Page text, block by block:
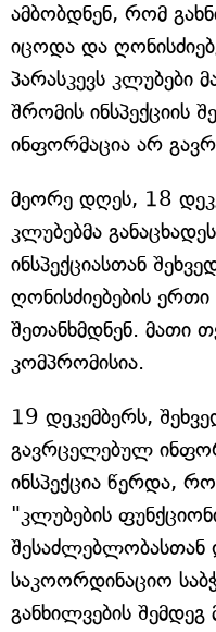
ამბობდნენ, რომ
იცოდა და
პარასკევს კლუბები
შრომის ინსპექციის
ინფორმაცია არ
მეორე დღეს, 18
კლუბებმა
ინსპექციასთან
ღონისძიებების
შეთანხმდნენ. მათი
კომპრომისია.
19 დეკემბერს,
გავრცელებულ
ინსპექცია წერდა,
"კლუბების
შესაძლებლობასთან
საკოორდინაციო
განხილვების შემდეგ